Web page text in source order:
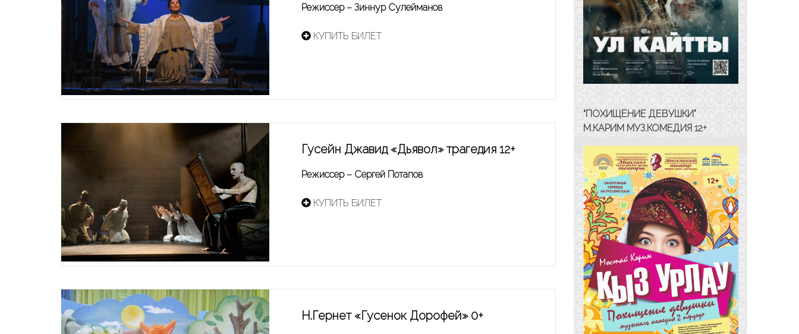
Режиссер – Зиннур Сулейманов
КУПИТЬ БИЛЕТ
Гусейн Джавид «Дьявол» трагедия 12+
Режиссер – Сергей Потапов
КУПИТЬ БИЛЕТ
Н.Гернет «Гусенок Дорофей» 0+
“ПОХИЩЕНИЕ ДЕВУШКИ”
М.КАРИМ МУЗ.КОМЕДИЯ 12+